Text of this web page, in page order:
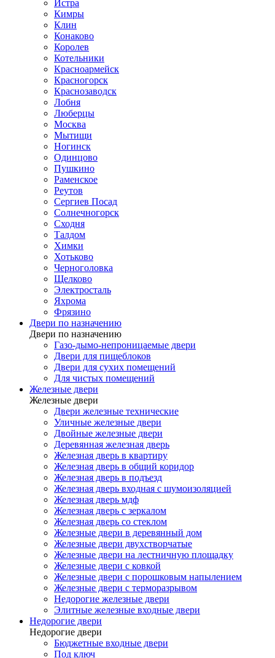
Истра
Кимры
Клин
Конаково
Королев
Котельники
Красноармейск
Красногорск
Краснозаводск
Лобня
Люберцы
Москва
Мытищи
Ногинск
Одинцово
Пушкино
Раменское
Реутов
Сергиев Посад
Солнечногорск
Сходня
Талдом
Химки
Хотьково
Черноголовка
Щелково
Электросталь
Яхрома
Фрязино
Двери по назначению
Двери по назначению
Газо-дымо-непроницаемые двери
Двери для пищеблоков
Двери для сухих помещений
Для чистых помещений
Железные двери
Железные двери
Двери железные технические
Уличные железные двери
Двойные железные двери
Деревянная железная дверь
Железная дверь в квартиру
Железная дверь в общий коридор
Железная дверь в подъезд
Железная дверь входная с шумоизоляцией
Железная дверь мдф
Железная дверь с зеркалом
Железная дверь со стеклом
Железные двери в деревянный дом
Железные двери двухстворчатые
Железные двери на лестничную площадку
Железные двери с ковкой
Железные двери с порошковым напылением
Железные двери с терморазрывом
Недорогие железные двери
Элитные железные входные двери
Недорогие двери
Недорогие двери
Бюджетные входные двери
Под ключ